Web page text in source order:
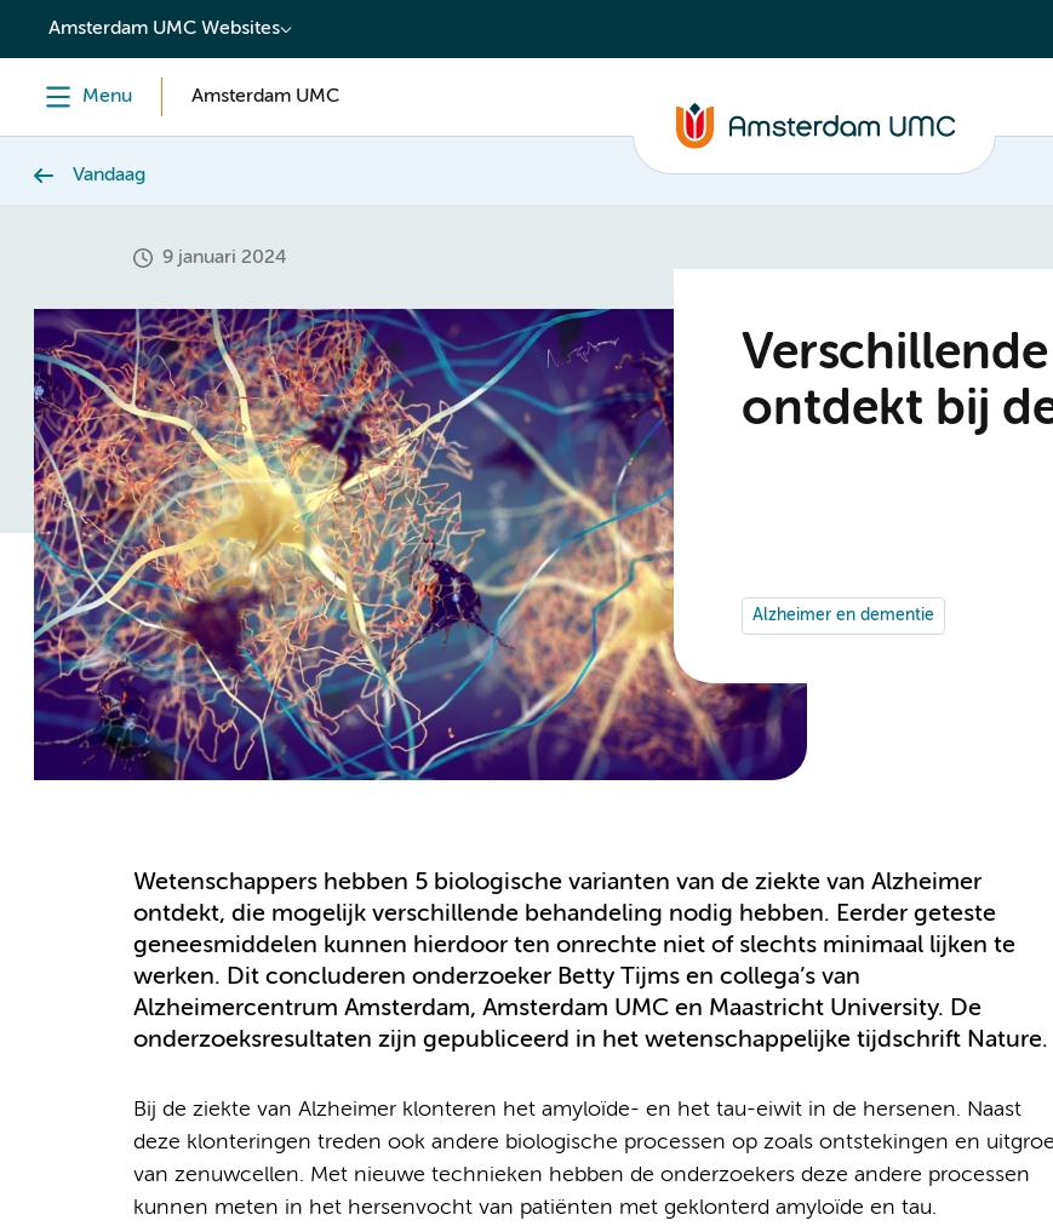
content
Amsterdam UMC Websites
Menu Amsterdam UMC
Vandaag
9 januari 2024
ontdekt bij
Alzheimer en dementie
Wetenschappers hebben 5 biologische varianten van de ziekte van Alzheimer
ontdekt, die mogelijk verschillende behandeling nodig hebben. Eerder geteste
geneesmiddelen kunnen hierdoor ten onrechte niet of slechts minimaal lijken te
werken. Dit concluderen onderzoeker Betty Tijms en collega’s van
Alzheimercentrum Amsterdam, Amsterdam UMC en Maastricht University. De
onderzoeksresultaten zijn gepubliceerd in het wetenschappelijke tijdschrift Nature.
Bij de ziekte van Alzheimer klonteren het amyloïde- en het tau-eiwit in de hersenen. Naast
deze klonteringen treden ook andere biologische processen op zoals ontstekingen en
van zenuwcellen. Met nieuwe technieken hebben de onderzoekers deze andere processen
kunnen meten in het hersenvocht van patiënten met geklonterd amyloïde en tau.